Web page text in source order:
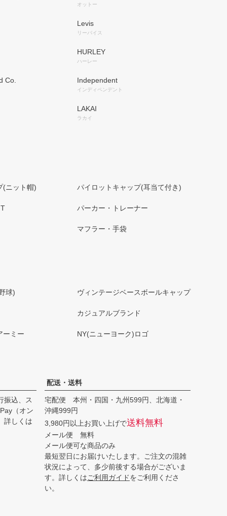
オットー
Levis
リーバイス
HURLEY
ハーレー
Co. Independent
インディペンデント
LAKAI
ラカイ
(ニット帽) パイロットキャップ(耳当て付き)
パーカー・トレーナー
マフラー・手袋
球) ヴィンテージベースボールキャップ
カジュアルブランド
ーミー NY(ニューヨーク)ロゴ
振込、ス
（オン
詳しくは
配送・送料
宅配便 本州・四国・九州599円、北海道・
沖縄999円
3,980円以上お買い上げで送料無料
メール便 無料
メール便可な商品のみ
最短翌日にお届けいたします。ご注文の混雑
状況によって、多少前後する場合がございま
す。詳しくはご利用ガイドをご利用くださ
い。